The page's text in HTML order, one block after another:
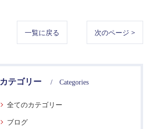
一覧に戻る 次のページ >
カテゴリー Categories
全てのカテゴリー
ブログ